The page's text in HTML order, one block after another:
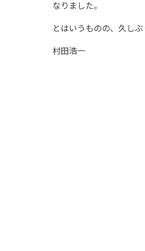
なりました。
とはいうものの、久し
村田浩一